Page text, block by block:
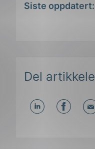
Siste oppdatert:
Del